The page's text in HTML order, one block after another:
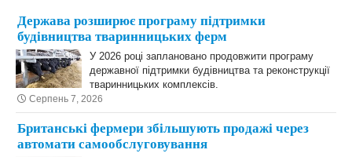
Держава розширює програму підтримки
будівництва тваринницьких ферм
У 2026 році заплановано продовжити програму
державної підтримки будівництва та реконструкції
тваринницьких комплексів.
Серпень 7, 2026
Британські фермери збільшують продажі через
автомати самообслуговування